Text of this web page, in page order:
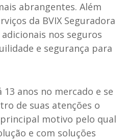
abrangentes. Além
da BVIX Seguradora
nos seguros
e segurança para
13 anos no mercado e se
de suas atenções o
motivo pelo qual
e com soluções